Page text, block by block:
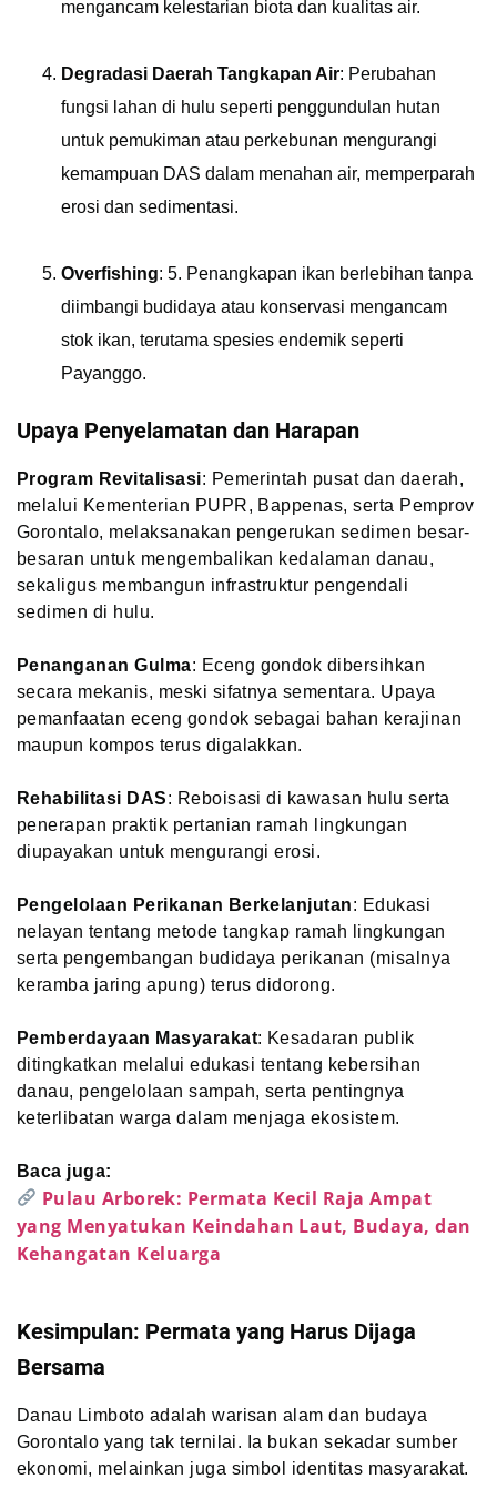
mengancam kelestarian biota dan kualitas air.
Degradasi Daerah Tangkapan Air: Perubahan
fungsi lahan di hulu seperti penggundulan hutan
untuk pemukiman atau perkebunan mengurangi
kemampuan DAS dalam menahan air, memperparah
erosi dan sedimentasi.
Overfishing: 5. Penangkapan ikan berlebihan tanpa
diimbangi budidaya atau konservasi mengancam
stok ikan, terutama spesies endemik seperti
Payanggo.
Upaya Penyelamatan dan Harapan
Program Revitalisasi: Pemerintah pusat dan daerah,
melalui Kementerian PUPR, Bappenas, serta Pemprov
Gorontalo, melaksanakan pengerukan sedimen besar-
besaran untuk mengembalikan kedalaman danau,
sekaligus membangun infrastruktur pengendali
sedimen di hulu.
Penanganan Gulma: Eceng gondok dibersihkan
secara mekanis, meski sifatnya sementara. Upaya
pemanfaatan eceng gondok sebagai bahan kerajinan
maupun kompos terus digalakkan.
Rehabilitasi DAS: Reboisasi di kawasan hulu serta
penerapan praktik pertanian ramah lingkungan
diupayakan untuk mengurangi erosi.
Pengelolaan Perikanan Berkelanjutan: Edukasi
nelayan tentang metode tangkap ramah lingkungan
serta pengembangan budidaya perikanan (misalnya
keramba jaring apung) terus didorong.
Pemberdayaan Masyarakat: Kesadaran publik
ditingkatkan melalui edukasi tentang kebersihan
danau, pengelolaan sampah, serta pentingnya
keterlibatan warga dalam menjaga ekosistem.
Baca juga:
Pulau Arborek: Permata Kecil Raja Ampat
yang Menyatukan Keindahan Laut, Budaya, dan
Kehangatan Keluarga
Kesimpulan: Permata yang Harus Dijaga
Bersama
Danau Limboto adalah warisan alam dan budaya
Gorontalo yang tak ternilai. Ia bukan sekadar sumber
ekonomi, melainkan juga simbol identitas masyarakat.